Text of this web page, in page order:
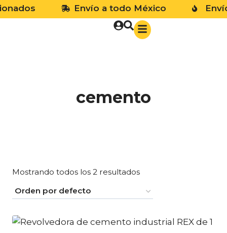
Envío a todo México Envío
cemento
Mostrando todos los 2 resultados